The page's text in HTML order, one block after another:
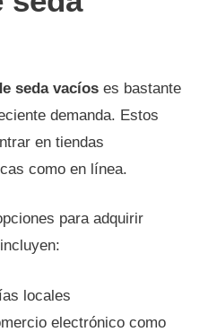
seda vacíos es bastante
demanda. Estos
en tiendas
como en línea.
para adquirir
locales
electrónico como